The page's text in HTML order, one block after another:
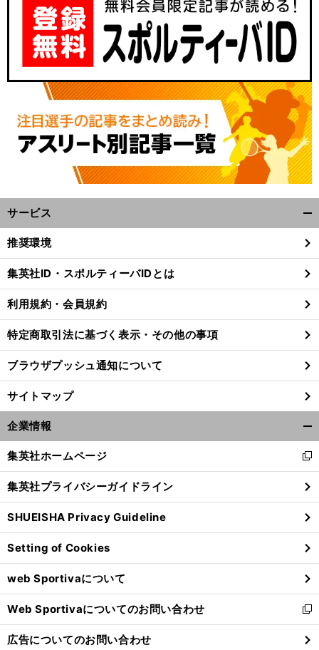
前
サービス
閉
る
推奨環境
集英社ID・スポルティーバIDとは
利用規約・会員規約
特定商取引法に基づく表示・その他の事項
ブラウザプッシュ通知について
サイトマップ
企業情報
閉
る
集英社ホームページ
新
し
い
ウ
ィ
ン
ド
ウ
で
開
く
集英社プライバシーガイドライン
SHUEISHA Privacy Guideline
Setting of Cookies
web Sportivaについて
Web Sportivaについてのお問い合わせ
新
し
い
広告についてのお問い合わせ